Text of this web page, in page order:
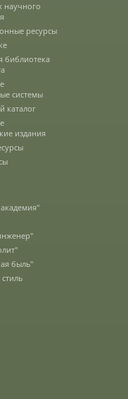
научного
ресурсы
библиотека
системы
каталог
издания
быль"